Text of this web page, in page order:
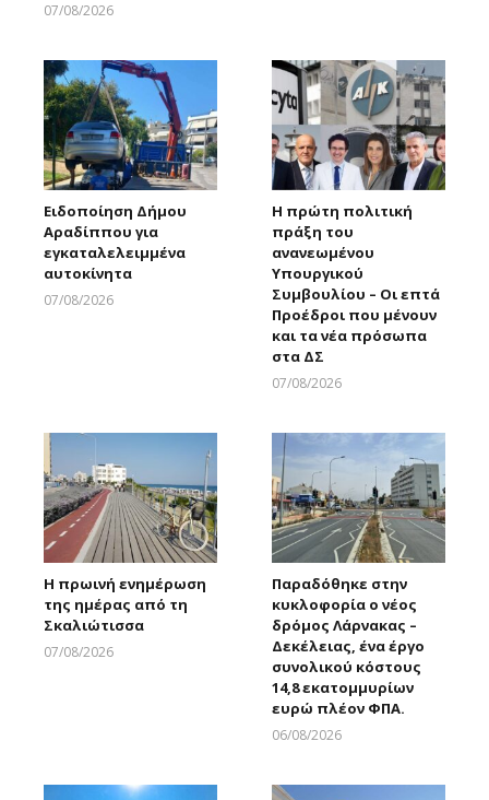
07/08/2026
Ειδοποίηση Δήμου
Αραδίππου για
εγκαταλελειμμένα
αυτοκίνητα
07/08/2026
Η πρώτη πολιτική
πράξη του
ανανεωμένου
Υπουργικού
Συμβουλίου – Οι επτά
Προέδροι που μένουν
και τα νέα πρόσωπα
στα ΔΣ
07/08/2026
Η πρωινή ενημέρωση
της ημέρας από τη
Σκαλιώτισσα
07/08/2026
Παραδόθηκε στην
κυκλοφορία ο νέος
δρόμος Λάρνακας –
Δεκέλειας, ένα έργο
συνολικού κόστους
14,8 εκατομμυρίων
ευρώ πλέον ΦΠΑ.
06/08/2026